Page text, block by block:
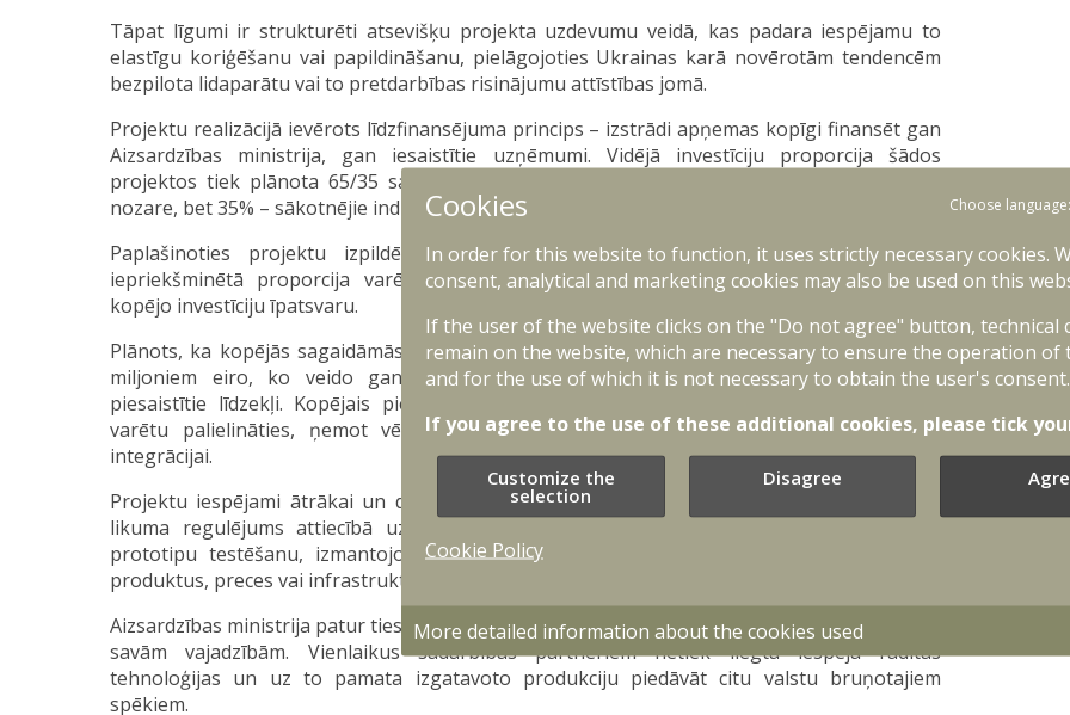
Tāpat līgumi ir strukturēti atsevišķu projekta uzdevumu veidā, kas padara iespējamu to
elastīgu koriģēšanu vai papildināšanu, pielāgojoties Ukrainas karā novērotām tendencēm
bezpilota lidaparātu vai to pretdarbības risinājumu attīstības jomā.
Projektu realizācijā ievērots līdzfinansējuma princips – izstrādi apņemas kopīgi finansēt gan
Aizsardzības ministrija, gan iesaistītie uzņēmumi. Vidējā investīciju proporcija šādos
projektos tiek plānota 65/35 sadalījuma robežās, kur aptuveni 65% iegulda aizsardzības
nozare, bet 35% – sākotnējie industrijas partneri.
Paplašinoties projektu izpildē iesaistīto partneru vai projekta uzdevumu klāstam,
iepriekšminētā proporcija varētu mainīties, potenciāli samazinot aizsardzības nozares
kopējo investīciju īpatsvaru.
Plānots, ka kopējās sagaidāmās investīcijas projektu realizēšanai varētu veidot līdz desmit
miljoniem eiro, ko veido gan Aizsardzības ministrijas finansējums, gan komersantu
piesaistītie līdzekļi. Kopējais piesaistīto investīciju apjoms projektu realizācijas laikā vēl
varētu palielināties, ņemot vērā līgumos iestrādātās iespējas trešo pušu potenciālai
integrācijai.
Projektu iespējami ātrākai un drošākai realizācijai tiks piemērots Aizsardzības industrijas
likuma regulējums attiecībā uz īpaši militārām vajadzībām izstrādātu produktu vai to
prototipu testēšanu, izmantojot Aizsardzības ministrijas valdījumā esošus specializētus
produktus, preces vai infrastruktūru.
Aizsardzības ministrija patur tiesības uz neierobežotu projektā radīto rezultātu izmantošanu
savām vajadzībām. Vienlaikus sadarbības partneriem netiek liegta iespēja radītās
tehnoloģijas un uz to pamata izgatavoto produkciju piedāvāt citu valstu bruņotajiem
spēkiem.
Cookies Choose language:
In order for this website to function, it uses strictly necessary cookies.
consent, analytical and marketing cookies may also be used on this
If the user of the website clicks on the "Do not agree" button, technical
remain on the website, which are necessary to ensure the operation of
and for the use of which it is not necessary to obtain the user's consent.
If you agree to the use of these additional cookies, please tick
Customize the
selection
Disagree
Cookie Policy
More detailed information about the cookies used